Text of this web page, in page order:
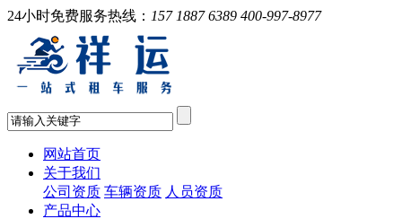
24小时免费服务热线： 157 1887 6389 400-997-8977
网站首页
关于我们
公司资质 车辆资质 人员资质
产品中心